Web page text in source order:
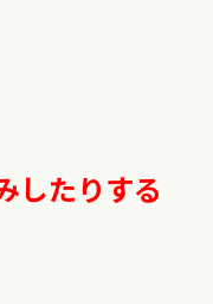
したりする